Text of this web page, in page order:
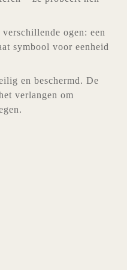
ogen: een
symbool voor eenheid
en beschermd. De
verlangen om